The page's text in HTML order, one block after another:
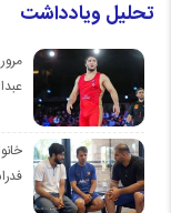
تحلیل ویادداشت